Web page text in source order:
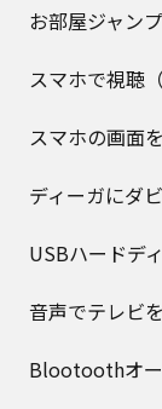
する
に提
窓口に
なお、
掲載し
があり
の仕
る場
相違
合わせ
お部屋ジャン
スマホで視聴
スマホの画面
ディーガにダ
USBハードデ
音声でテレビ
Blootoothオ